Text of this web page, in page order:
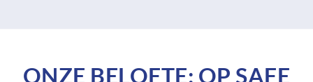
ONZE BELOFTE: OP SAFE